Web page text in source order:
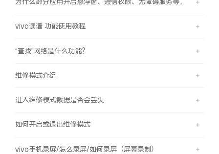
vivo读谱 功能使用教程
“查找”网络是什么功能？
维修模式介绍
进入维修模式数据是否会丢失
如何开启或退出维修模式
vivo手机录屏/怎么录屏/如何录屏（屏幕录制）